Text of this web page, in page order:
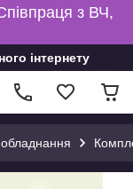
з ВЧ,
інтернету